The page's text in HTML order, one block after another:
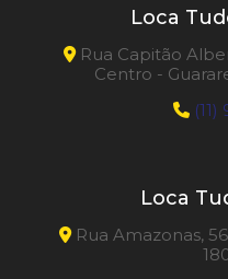
Loca
Rua Capitão
Centro -
(11)
Loca
Rua Amazonas,